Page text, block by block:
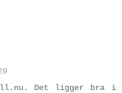
Det ligger bra i